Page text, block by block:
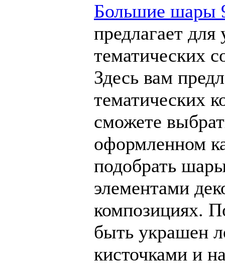
Большие шары
предлагает
тематических
Здесь вам
тематических
сможете
оформленном
подобрать
элементами
композициях.
быть украшен
кисточками и